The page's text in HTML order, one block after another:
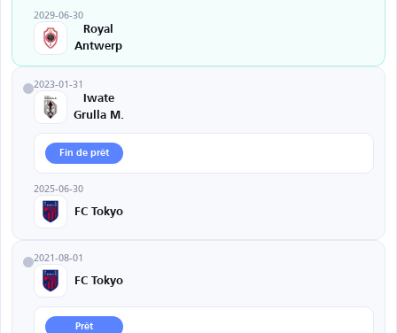
2029-06-30
Royal
Antwerp
2023-01-31
Iwate
Grulla M.
Fin de prêt
2025-06-30
FC Tokyo
2021-08-01
FC Tokyo
Prêt